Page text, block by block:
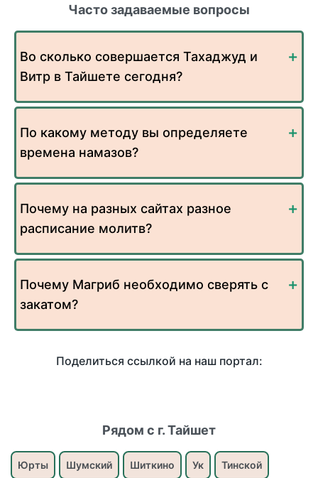
Часто задаваемые вопросы
Во сколько совершается Тахаджуд и
Витр в Тайшете сегодня?
По какому методу вы определяете
времена намазов?
Почему на разных сайтах разное
расписание молитв?
Почему Магриб необходимо сверять с
закатом?
Поделиться ссылкой на наш портал:
Рядом с г. Тайшет
Юрты Шумский Шиткино Ук Тинской